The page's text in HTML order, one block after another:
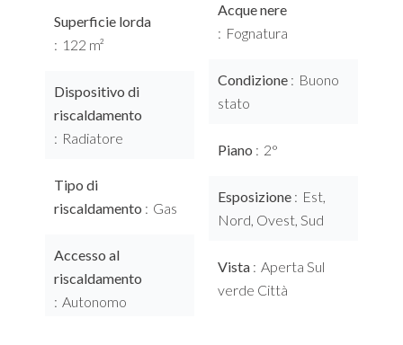
Superficie lorda
122 m²
Dispositivo di
riscaldamento
Radiatore
Tipo di
riscaldamento
Gas
Accesso al
riscaldamento
Autonomo
Acque nere
Fognatura
Condizione
Buono
stato
Piano 2°
Esposizione
Est,
Nord, Ovest, Sud
Vista
Aperta Sul
verde Città